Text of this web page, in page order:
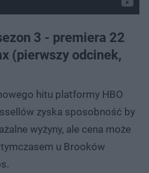
3 - premiera 22
(pierwszy odcinek,
hitu platformy HBO
zyska sposobność by
wyżyny, ale cena może
u Brooków